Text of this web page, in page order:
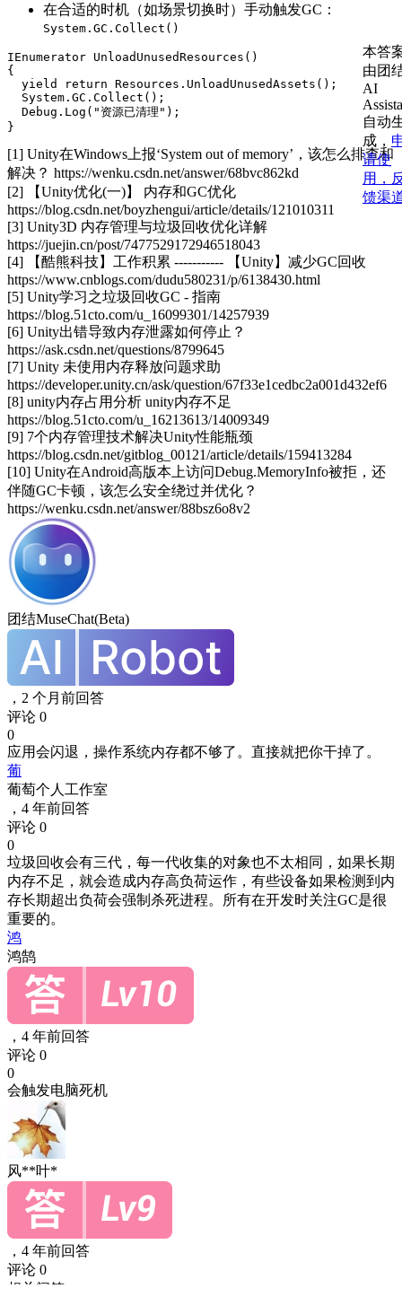
在合适的时机（如场景切换时）手动触发GC：
System.GC.Collect()
IEnumerator UnloadUnusedResources ( )
{
yield
return Resources . UnloadUnusedAssets ( ) ;
  System
. GC . Collect ( ) ;
  Debug
. Log ( "资源已清理" ) ;
}
[1] Unity在Windows上报‘System out of memory’，该怎么排查和
解决？ https://wenku.csdn.net/answer/68bvc862kd
[2] 【Unity优化(一)】 内存和GC优化
https://blog.csdn.net/boyzhengui/article/details/121010311
[3] Unity3D 内存管理与垃圾回收优化详解
https://juejin.cn/post/7477529172946518043
[4] 【酷熊科技】工作积累 ----------- 【Unity】减少GC回收
https://www.cnblogs.com/dudu580231/p/6138430.html
[5] Unity学习之垃圾回收GC - 指南
https://blog.51cto.com/u_16099301/14257939
[6] Unity出错导致内存泄露如何停止？
https://ask.csdn.net/questions/8799645
[7] Unity 未使用内存释放问题求助
https://developer.unity.cn/ask/question/67f33e1cedbc2a001d432ef6
[8] unity内存占用分析 unity内存不足
https://blog.51cto.com/u_16213613/14009349
[9] 7个内存管理技术解决Unity性能瓶颈
https://blog.csdn.net/gitblog_00121/article/details/159413284
[10] Unity在Android高版本上访问Debug.MemoryInfo被拒，还
伴随GC卡顿，该怎么安全绕过并优化？
https://wenku.csdn.net/answer/88bsz6o8v2
团结MuseChat(Beta)
， 2 个月前回答
评论 0
0
应用会闪退，操作系统内存都不够了。直接就把你干掉了。
葡
葡萄个人工作室
， 4 年前回答
评论 0
0
垃圾回收会有三代，每一代收集的对象也不太相同，如果长期
内存不足，就会造成内存高负荷运作，有些设备如果检测到内
存长期超出负荷会强制杀死进程。所有在开发时关注GC是很
重要的。
鸿
鸿鹄
， 4 年前回答
评论 0
0
会触发电脑死机
风**叶*
， 4 年前回答
评论 0
相关问答
本答
由团
AI
自动
成，
请使
用，
馈渠